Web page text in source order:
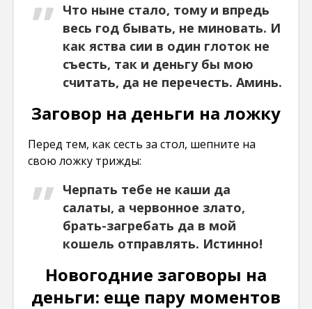
Что ныне стало, тому и впредь
весь год бывать, не миновать. И
как яства сии в один глоток не
съесть, так и деньгу бы мою
считать, да не перечесть. Аминь.
Заговор на деньги на ложку
Перед тем, как сесть за стол, шепните на
свою ложку трижды:
Черпать тебе не каши да
салаты, а червонное злато,
брать-загребать да в мой
кошель отправлять. Истинно!
Новогодние заговоры на
деньги: еще пару моментов